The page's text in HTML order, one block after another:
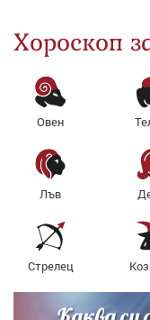
Хороскоп
Овен
Лъв
Стрелец